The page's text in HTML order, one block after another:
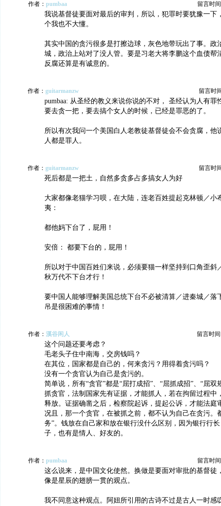
作者： pumbaa 留言时
我说基督徒要面对最后的审判，所以，犯罪时要犹豫一下
个我也不大懂。
其实中国的贪污很多是打擦边球，灰色地带玩出了事。政
城，政治上站对了没人管。要是习老大将李鹏这个血债帮
反腐还算是有诚意的。
作者： guitarmanzw 留言时
pumbaa: 从圣经的教义来说你说的不对， 圣经认为人有罪
要去贪一把，要去搞个女人的时候，已经是罪恶的了。
所以有次我问一个美国白人老教徒基督徒会不会贪腐，他
人都是罪人。
作者： guitarmanzw 留言时
死后都是一把土，自然多贪多占多搞女人为好
大家都像老猫学习呗，在大陆，连老百姓提起克林顿／小
夷：
都他妈下台了，屁用！
安倍： 都要下台的，屁用！
所以对于中国百姓们来说，必须要猫一样坚持到口角歪斜
秋万代不下台才行！
要中国人能够理解美国总统下台不必被清算／进秦城／落
吊是很困难的事情！
作者： 溪谷闲人 留言时间
这个问题还要考虑？
毛老头子住中南海，交房钱吗？
在其位，国家都是自己的，何来贪污？用得着贪污吗？
没有一个贪官认为自己是贪污的。
简单说，所有“贪官”都是“屈打成招”、“屈抓成招”、“屈双
抓贪官，法制国家先有证据，才能抓人，若在拘留过程中
释放。证据确凿之后，检察院起诉，提起公诉，才能法庭
况且，那一个贪官，在被抓之前，都不认为自己在贪污。
务”。钱放在自己家和放在银行没什么区别，因为银行行
子，也有是情人、好友的。
作者： pumbaa 留言时
这么说来，是中国文化使然。换做是要面对审批的基督徒
像是星辰的翅膀一贯的观点。
我不同意这种观点。阿妞所引用的古诗不过是古人一时感